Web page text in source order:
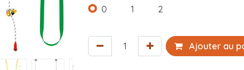
0 1 2
Ajouter au